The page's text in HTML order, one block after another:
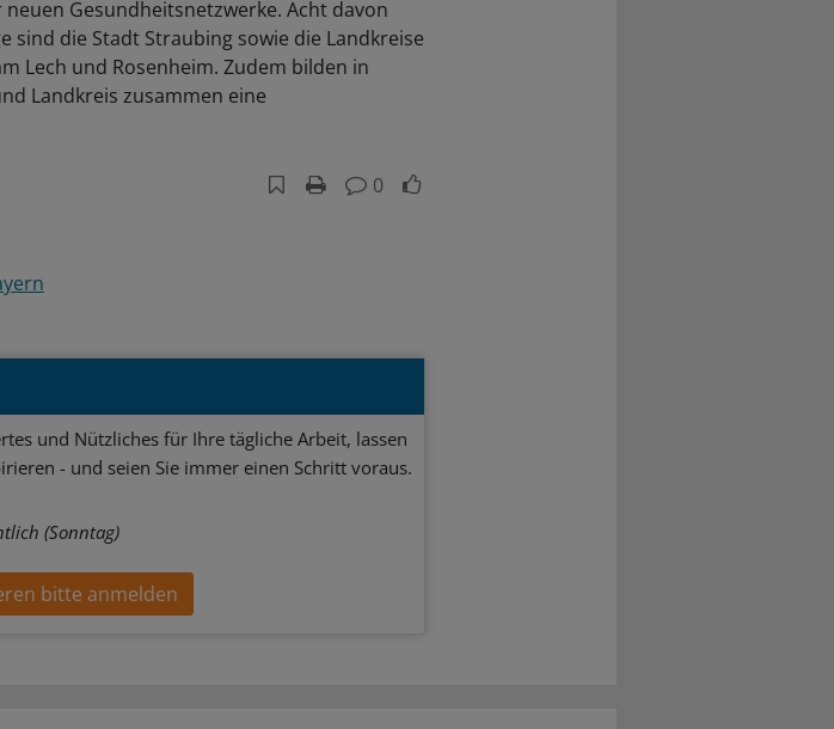
Gesundheitsnetzwerke. Acht davon
sind die Stadt Straubing sowie die Landkreise
Lech und Rosenheim. Zudem bilden in
Landkreis zusammen eine
0
und Nützliches für Ihre tägliche Arbeit, lassen
- und seien Sie immer einen Schritt voraus.
(Sonntag)
bitte anmelden